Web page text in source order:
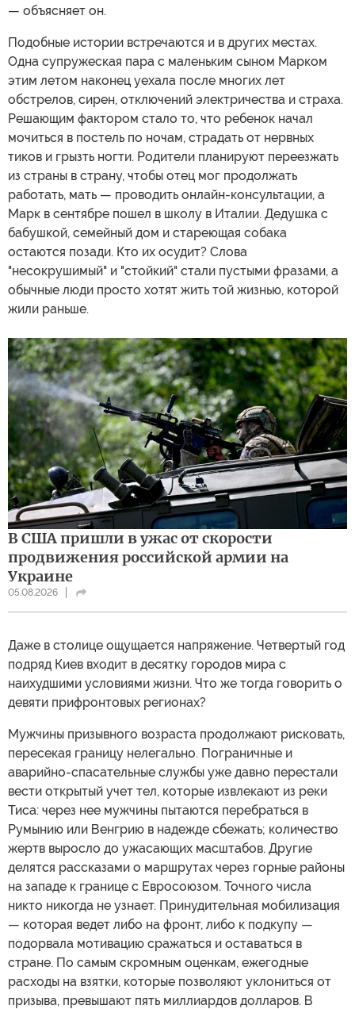
— объясняет он.
Подобные истории встречаются и в других местах.
Одна супружеская пара с маленьким сыном Марком
этим летом наконец уехала после многих лет
обстрелов, сирен, отключений электричества и страха.
Решающим фактором стало то, что ребенок начал
мочиться в постель по ночам, страдать от нервных
тиков и грызть ногти. Родители планируют переезжать
из страны в страну, чтобы отец мог продолжать
работать, мать — проводить онлайн-консультации, а
Марк в сентябре пошел в школу в Италии. Дедушка с
бабушкой, семейный дом и стареющая собака
остаются позади. Кто их осудит? Слова
"несокрушимый" и "стойкий" стали пустыми фразами, а
обычные люди просто хотят жить той жизнью, которой
жили раньше.
В США пришли в ужас от скорости
продвижения российской армии на
Украине
05.08.2026
Даже в столице ощущается напряжение. Четвертый год
подряд Киев входит в десятку городов мира с
наихудшими условиями жизни. Что же тогда говорить о
девяти прифронтовых регионах?
Мужчины призывного возраста продолжают рисковать,
пересекая границу нелегально. Пограничные и
аварийно-спасательные службы уже давно перестали
вести открытый учет тел, которые извлекают из реки
Тиса: через нее мужчины пытаются перебраться в
Румынию или Венгрию в надежде сбежать; количество
жертв выросло до ужасающих масштабов. Другие
делятся рассказами о маршрутах через горные районы
на западе к границе с Евросоюзом. Точного числа
никто никогда не узнает. Принудительная мобилизация
— которая ведет либо на фронт, либо к подкупу —
подорвала мотивацию сражаться и оставаться в
стране. По самым скромным оценкам, ежегодные
расходы на взятки, которые позволяют уклониться от
призыва, превышают пять миллиардов долларов. В